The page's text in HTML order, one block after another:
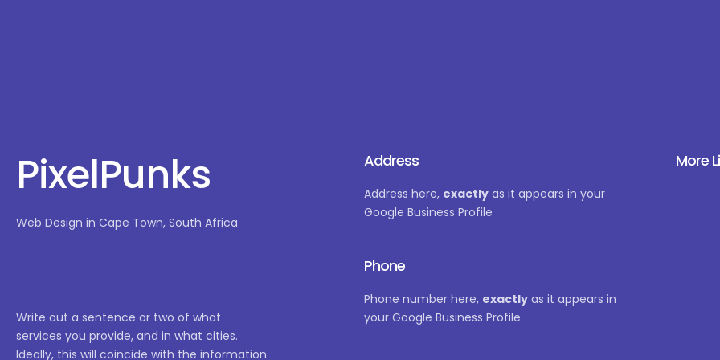
PixelPunks
Web Design in Cape Town, South Africa
Write out a sentence or two of what
services you provide, and in what cities.
Ideally, this will coincide with the information
Address
Address here, exactlyas it appears in your
Google Business Profile
Phone
Phone number here, exactlyas it appears in
your Google Business Profile
More